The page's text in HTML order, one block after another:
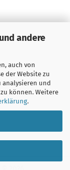
andere
auch von
der Website zu
analysieren und
können. Weitere
.